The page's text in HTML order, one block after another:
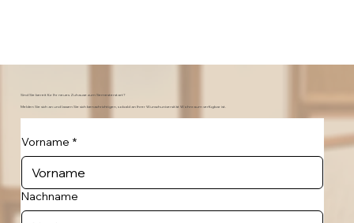
Sind Sie bereit für Ihr neues Zuhause zum Semesterstart?
Melden Sie sich an und lassen Sie sich benachrichtigen, sobald an Ihrer Wunschuniversität Wohnraum verfügbar ist.
Vorname *
Nachname